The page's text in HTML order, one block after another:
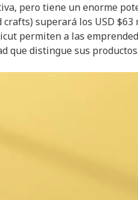
pero tiene un enorme
superará los USD
permiten a las
que distingue sus productos.